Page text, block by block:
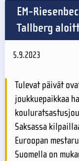
EM-
Tallberg
5.9.2023
Tulevat päivät
joukkuepaikkaa
Saksassa
Euroopan
Suomella on